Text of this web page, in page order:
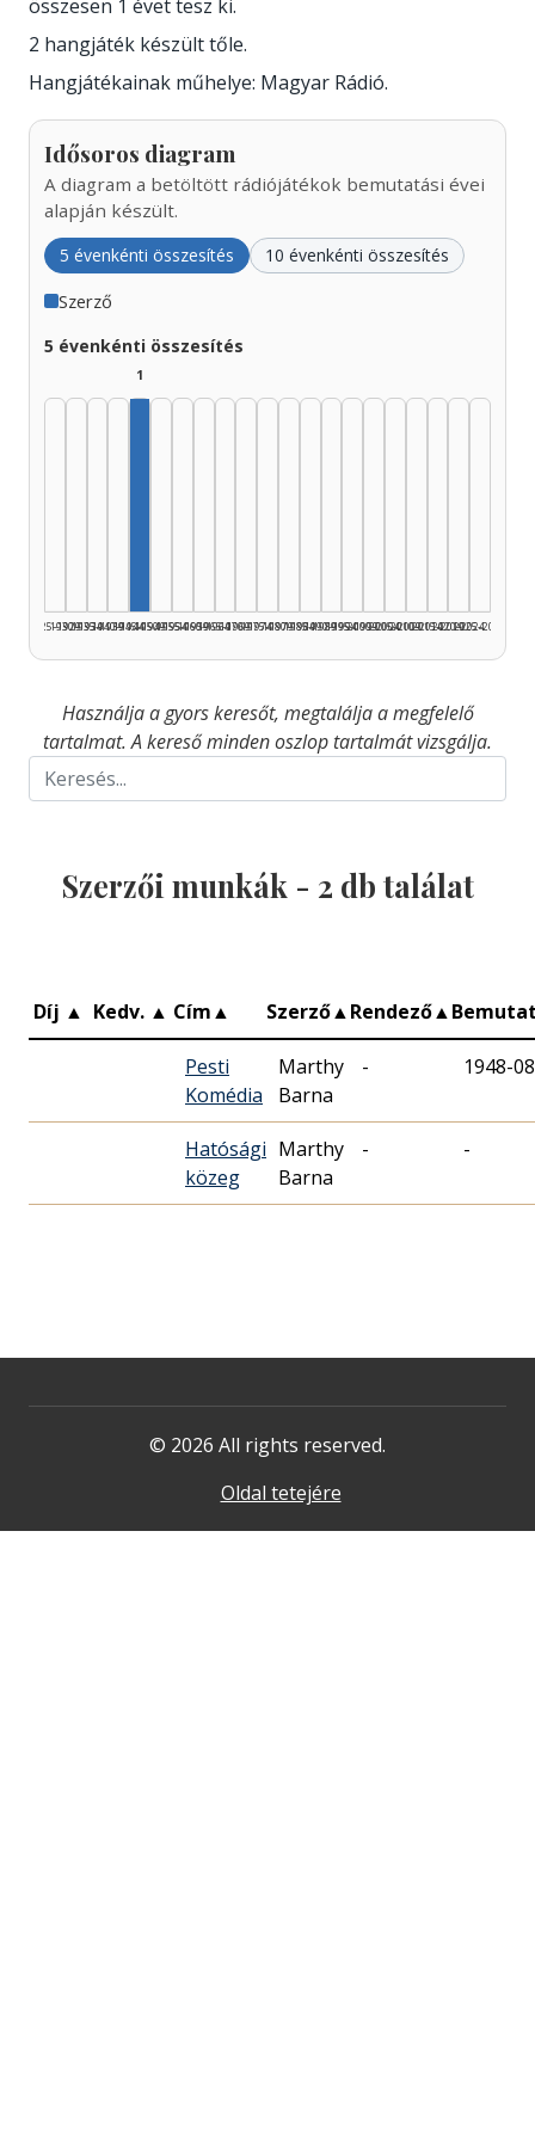
összesen 1 évet tesz ki.
2 hangjáték készült tőle.
Hangjátékainak műhelye: Magyar Rádió.
Idősoros diagram
A diagram a betöltött rádiójátékok bemutatási évei
alapján készült.
5 évenkénti összesítés 10 évenkénti összesítés
Szerző
5 évenkénti összesítés
1925–1929
1930–1934
1935–1939
1940–1944
1
1945–1949
1950–1954
1955–1959
1960–1964
1965–1969
1970–1974
1975–1979
1980–1984
1985–1989
1990–1994
1995–1999
2000–2004
2005–2009
2010–2014
2015–2019
2020–2024
2025–2026
Használja a gyors keresőt, megtalálja a megfelelő
tartalmat. A kereső minden oszlop tartalmát vizsgálja.
Szerzői munkák - 2 db találat
Díj ▲ Kedv. ▲ Cím▲ Szerző▲Rendező▲
Pesti
Komédia
Marthy
Barna
- 1948-
Hatósági
közeg
Marthy
Barna
- -
© 2026 All rights reserved.
Oldal tetejére